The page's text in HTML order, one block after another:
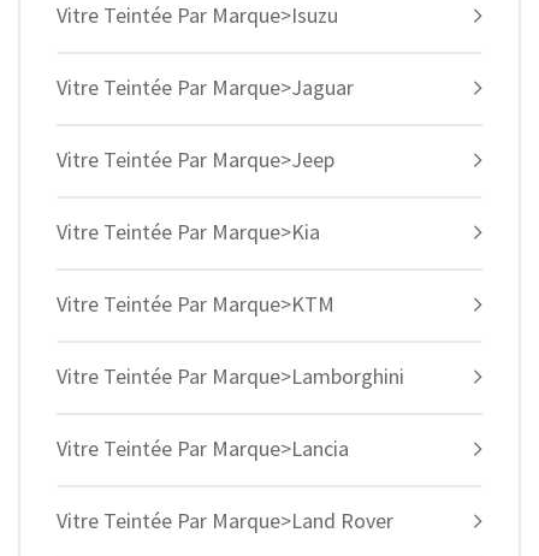
Vitre Teintée Par Marque>Isuzu
Vitre Teintée Par Marque>Jaguar
Vitre Teintée Par Marque>Jeep
Vitre Teintée Par Marque>Kia
Vitre Teintée Par Marque>KTM
Vitre Teintée Par Marque>Lamborghini
Vitre Teintée Par Marque>Lancia
Vitre Teintée Par Marque>Land Rover